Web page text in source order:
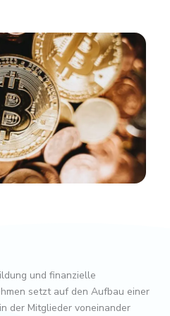
und finanzielle
setzt auf den Aufbau einer
der Mitglieder voneinander